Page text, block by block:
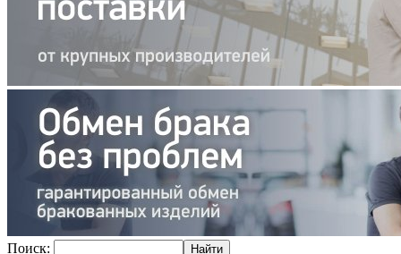
Поиск: